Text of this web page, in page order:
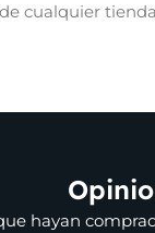
cualquier
hayan